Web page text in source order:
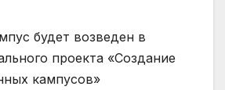
будет возведен в
проекта «Создание
кампусов»